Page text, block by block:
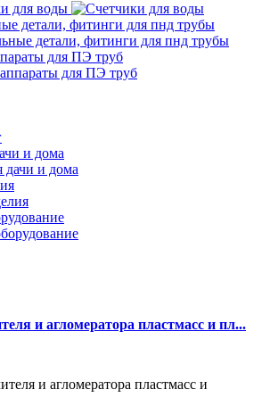
для воды
детали, фитинги для пнд трубы
для ПЭ труб
и дома
и агломератора пластмасс и пл...